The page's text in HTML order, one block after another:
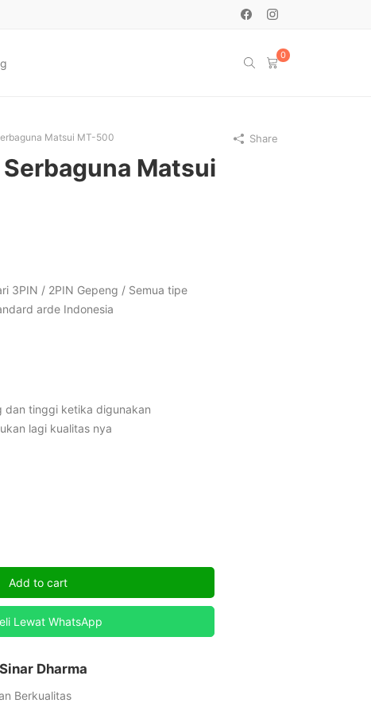
0
Matsui MT-500
Matsui
3PIN / 2PIN Gepeng / Semua tipe
arde Indonesia
dan tinggi ketika digunakan
lagi kualitas nya
Add to cart
Lewat WhatsApp
Dharma
Berkualitas
Share